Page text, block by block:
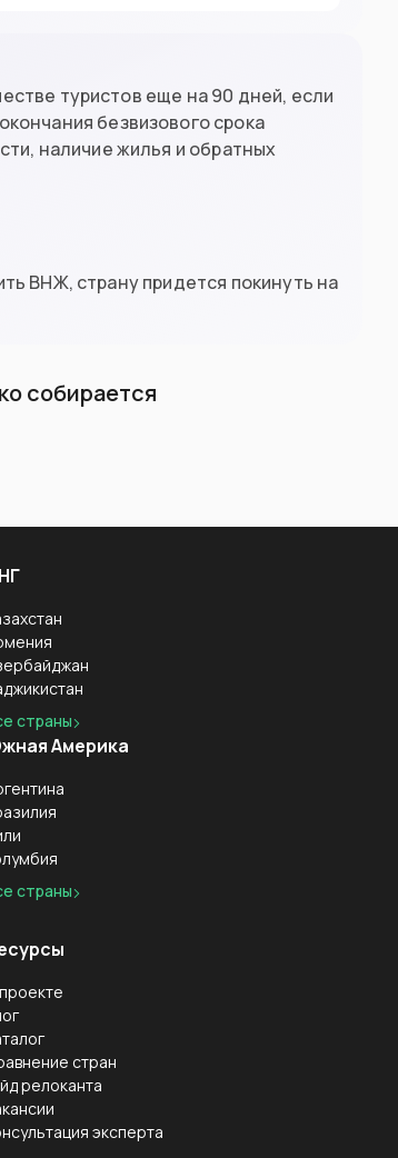
туристов еще на 90 дней, если
безвизового срока
наличие жилья и обратных
ВНЖ, страну придется покинуть на
собирается
страны
Америка
страны
стран
релоканта
эксперта